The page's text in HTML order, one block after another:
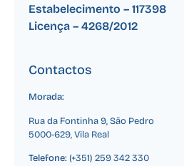
Estabelecimento – 117398
Licença – 4268/2012
Contactos
Morada:
Rua da Fontinha 9, São Pedro
5000-629, Vila Real
Telefone:(+351) 259 342 330